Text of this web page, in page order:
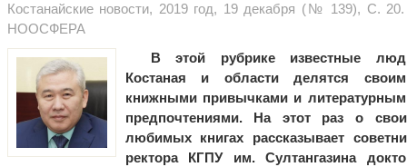
Костанайские новости, 2019 год, 19 декабря (№ 139), С.
НООСФЕРА
В этой рубрике известные
Костаная и области делятся
книжными привычками и
предпочтениями. На этот раз о
любимых книгах рассказывает
ректора КГПУ им. Султангазина